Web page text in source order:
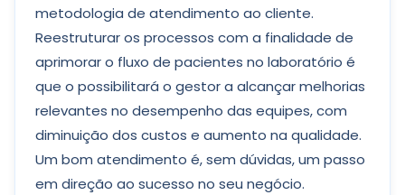
metodologia de atendimento ao cliente.
Reestruturar os processos com a finalidade de
aprimorar o fluxo de pacientes no laboratório é
que o possibilitará o gestor a alcançar melhorias
relevantes no desempenho das equipes, com
diminuição dos custos e aumento na qualidade.
Um bom atendimento é, sem dúvidas, um passo
em direção ao sucesso no seu negócio.